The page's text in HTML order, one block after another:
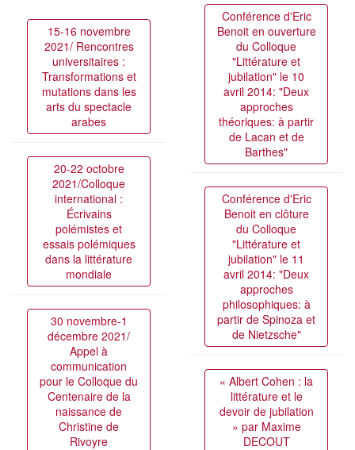
15-16 novembre
2021/ Rencontres
universitaires :
Transformations et
mutations dans les
arts du spectacle
arabes
20-22 octobre
2021/Colloque
international :
Écrivains
polémistes et
essais polémiques
dans la littérature
mondiale
30 novembre-1
décembre 2021/
Appel à
communication
pour le Colloque du
Centenaire de la
naissance de
Christine de
Rivoyre
Conférence d'Eric
Benoit en ouverture
du Colloque
"Littérature et
jubilation" le 10
avril 2014: "Deux
approches
théoriques: à partir
de Lacan et de
Barthes"
Conférence d'Eric
Benoit en clôture
du Colloque
"Littérature et
jubilation" le 11
avril 2014: "Deux
approches
philosophiques: à
partir de Spinoza et
de Nietzsche"
« Albert Cohen : la
littérature et le
devoir de jubilation
» par Maxime
DECOUT